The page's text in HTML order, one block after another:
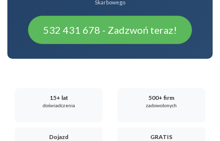
Skarbowego
532 431 678 - Zadzwoń teraz!
15+ lat
doświadczenia
500+ firm
zadowolonych
Dojazd GRATIS